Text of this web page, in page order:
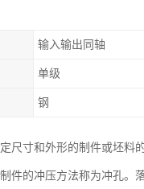
输入输出同轴
单级
钢
尺寸和外形的制件或坯料
件的冲压方法称为冲孔。